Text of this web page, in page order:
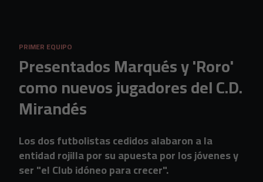
PRIMER EQUIPO
Presentados Marqués y 'Roro'
como nuevos jugadores del C.D.
Mirandés
Los dos futbolistas cedidos alabaron a la
entidad rojilla por su apuesta por los jóvenes y
ser "el Club idóneo para crecer".